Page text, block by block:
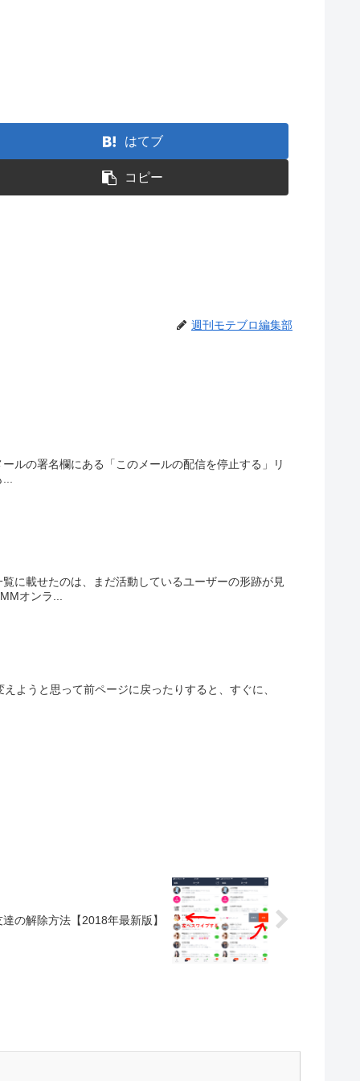
はてブ
コピー
週刊モテブロ編集部
ルの署名欄にある「このメールの配信を停止する」リ
に載せたのは、まだ活動しているユーザーの形跡が見
オンラ...
ようと思って前ページに戻ったりすると、すぐに、
の解除方法【2018年最新版】